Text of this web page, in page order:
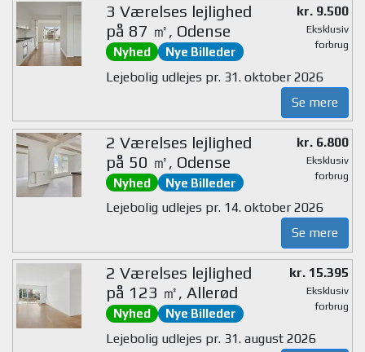
3 Værelses lejlighed
på 87 ㎡, Odense
Nyhed Nye Billeder
kr. 9.500
Eksklusiv
forbrug
Lejebolig udlejes pr. 31. oktober 2026
Se mere
2 Værelses lejlighed
på 50 ㎡, Odense
Nyhed Nye Billeder
kr. 6.800
Eksklusiv
forbrug
Lejebolig udlejes pr. 14. oktober 2026
Se mere
2 Værelses lejlighed
på 123 ㎡, Allerød
Nyhed Nye Billeder
kr. 15.395
Eksklusiv
forbrug
Lejebolig udlejes pr. 31. august 2026